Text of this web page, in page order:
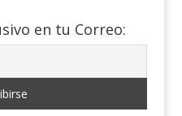
en tu Correo: